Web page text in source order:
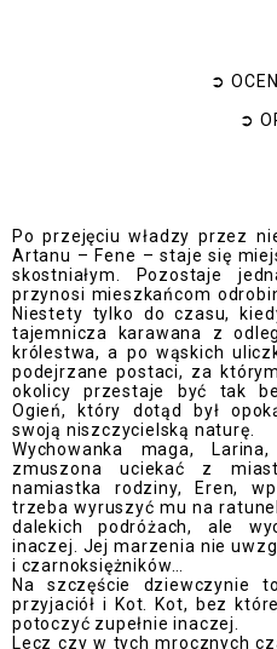
➲
➲
Po przejęciu władzy przez
Artanu – Fene – staje się
skostniałym. Pozostaje
przynosi mieszkańcom
Niestety tylko do czasu,
tajemnicza karawana z
królestwa, a po wąskich
podejrzane postaci, za
okolicy przestaje być tak
Ogień, który dotąd był
swoją niszczycielską naturę.
Wychowanka maga,
zmuszona uciekać z
namiastka rodziny, Eren,
trzeba wyruszyć mu na
dalekich podróżach, ale
inaczej. Jej marzenia nie
i czarnoksiężników
Na szczęście dziewczynie
przyjaciół i Kot. Kot, bez
potoczyć zupełnie inaczej.
Lecz czy w tych mrocznych